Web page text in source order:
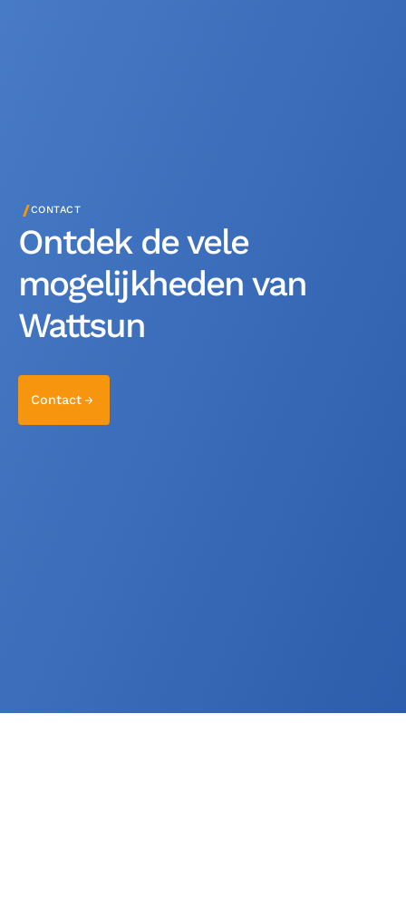
/CONTACT
Ontdek de vele
mogelijkheden van
Wattsun
Contact